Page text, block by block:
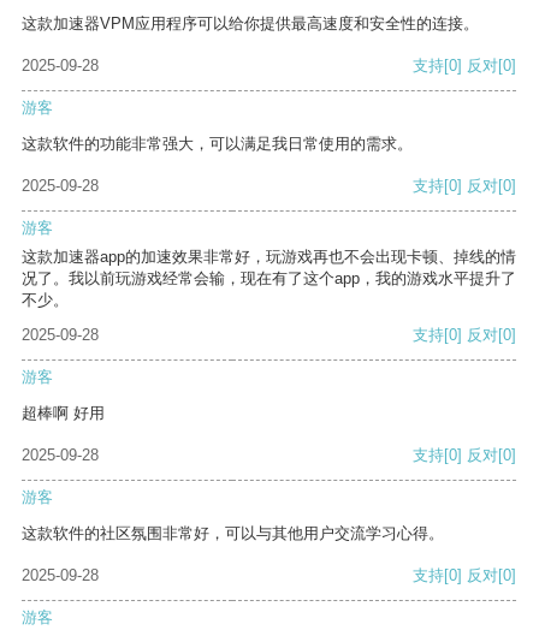
这款加速器VPM应用程序可以给你提供最高速度和安全性的连接。
2025-09-28 支持[0] 反对[0]
游客
这款软件的功能非常强大，可以满足我日常使用的需求。
2025-09-28 支持[0] 反对[0]
游客
这款加速器app的加速效果非常好，玩游戏再也不会出现卡顿、掉线的情
况了。我以前玩游戏经常会输，现在有了这个app，我的游戏水平提升了
不少。
2025-09-28
支持[0] 反对[0]
游客
超棒啊 好用
2025-09-28 支持[0] 反对[0]
游客
这款软件的社区氛围非常好，可以与其他用户交流学习心得。
2025-09-28 支持[0] 反对[0]
游客